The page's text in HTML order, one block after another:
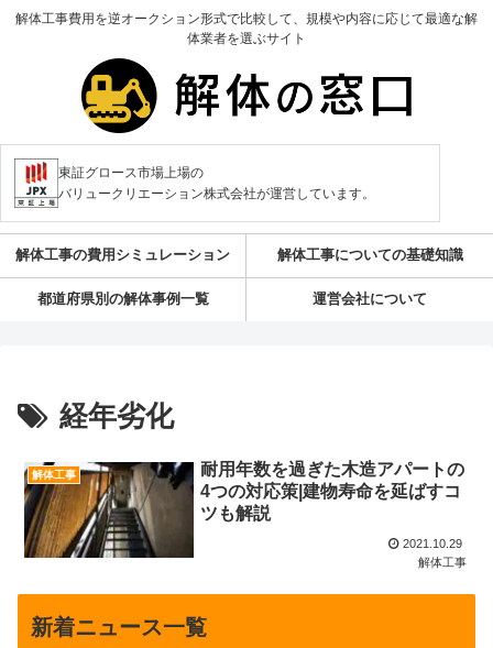
解体工事費用を逆オークション形式で比較して、規模や内容に応じて最適な解
体業者を選ぶサイト
東証グロース市場上場の
バリュークリエーション株式会社が運営しています。
解体工事の費用シミュレーション 解体工事についての基礎知識
都道府県別の解体事例一覧 運営会社について
経年劣化
解体工事
耐用年数を過ぎた木造アパートの
4つの対応策|建物寿命を延ばすコ
ツも解説
2021.10.29
解体工事
新着ニュース一覧